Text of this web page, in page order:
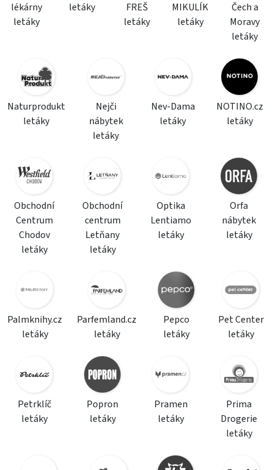
lékárny
letáky
letáky
FREŠ
letáky
MIKULÍK
letáky
Čech a
Moravy
letáky
Naturprodukt
letáky
Nejči
nábytek
letáky
Nev-Dama
letáky
NOTINO.cz
letáky
Obchodní
Centrum
Chodov
letáky
Obchodní
centrum
Letňany
letáky
Optika
Lentiamo
letáky
Orfa
nábytek
letáky
Palmknihy.cz
letáky
Parfemland.cz
letáky
Pepco
letáky
Pet Center
letáky
Petrklíč
letáky
Popron
letáky
Pramen
letáky
Prima
Drogerie
letáky